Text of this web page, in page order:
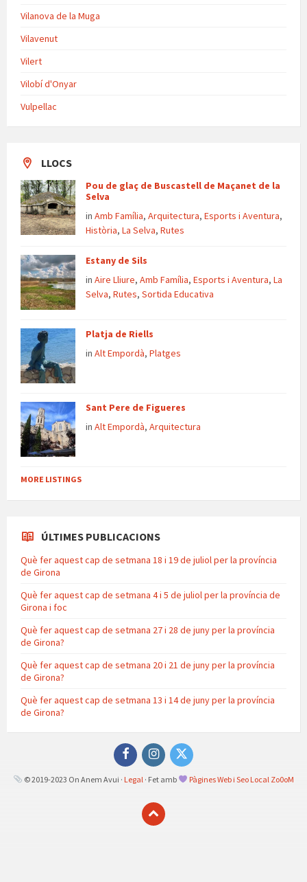
Vilanova de la Muga
Vilavenut
Vilert
Vilobí d'Onyar
Vulpellac
LLOCS
Pou de glaç de Buscastell de Maçanet de la
Selva
in Amb Família, Arquitectura, Esports i Aventura,
Història, La Selva, Rutes
Estany de Sils
in Aire Lliure, Amb Família, Esports i Aventura, La
Selva, Rutes, Sortida Educativa
Platja de Riells
in Alt Empordà, Platges
Sant Pere de Figueres
in Alt Empordà, Arquitectura
MORE LISTINGS
ÚLTIMES PUBLICACIONS
Què fer aquest cap de setmana 18 i 19 de juliol per la província
de Girona
Què fer aquest cap de setmana 4 i 5 de juliol per la província de
Girona i foc
Què fer aquest cap de setmana 27 i 28 de juny per la província
de Girona?
Què fer aquest cap de setmana 20 i 21 de juny per la província
de Girona?
Què fer aquest cap de setmana 13 i 14 de juny per la província
de Girona?
FacebookInstagramTwitter
© 2019-2023 On Anem Avui · Legal · Fet amb Pàgines Web i Seo Local Zo0oM